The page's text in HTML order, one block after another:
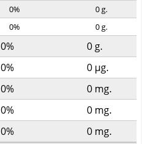
0% 0g.
0% 0g.
0% 0 g.
0% 0 µg.
0% 0 mg.
0% 0 mg.
0% 0 mg.